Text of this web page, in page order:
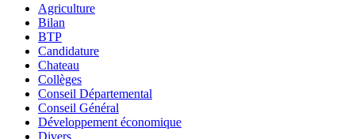
Agriculture
Bilan
BTP
Candidature
Chateau
Collèges
Conseil Départemental
Conseil Général
Développement économique
Divers